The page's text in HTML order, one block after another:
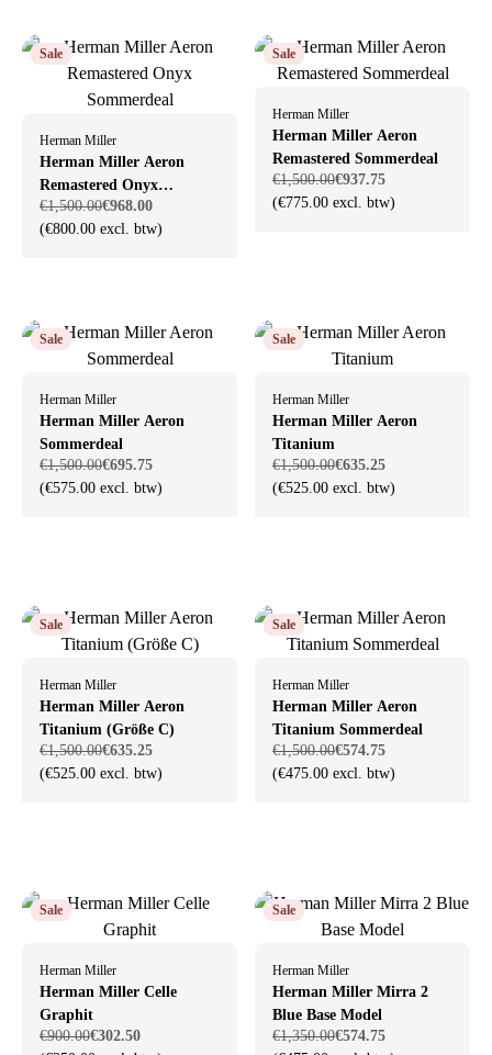
Sale
Herman Miller
Herman Miller Aeron
Remastered Onyx
Sommerdeal
€1,500.00€968.00
(€800.00 excl. btw)
Sale
Herman Miller
Herman Miller Aeron
Remastered Sommerdeal
€1,500.00€937.75
(€775.00 excl. btw)
Sale
Herman Miller
Herman Miller Aeron
Sommerdeal
€1,500.00€695.75
(€575.00 excl. btw)
Sale
Herman Miller
Herman Miller Aeron
Titanium
€1,500.00€635.25
(€525.00 excl. btw)
Sale
Herman Miller
Herman Miller Aeron
Titanium (Größe C)
€1,500.00€635.25
(€525.00 excl. btw)
Sale
Herman Miller
Herman Miller Aeron
Titanium Sommerdeal
€1,500.00€574.75
(€475.00 excl. btw)
Sale
Herman Miller
Herman Miller Celle
Graphit
€900.00€302.50
Sale
Herman Miller
Herman Miller Mirra 2
Blue Base Model
€1,350.00€574.75